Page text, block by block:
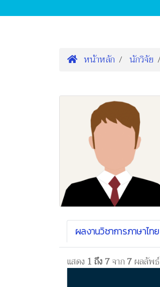
หน้าหลัก นักวิจัย
ผลงานวิชาการภาษาไทย
แสดง 1 ถึง 7จาก 7ผลลัพธ์